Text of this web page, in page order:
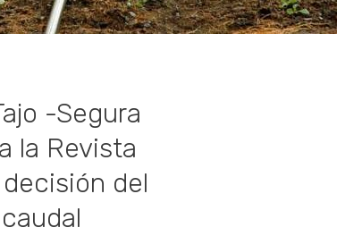
-Segura
la Revista
del